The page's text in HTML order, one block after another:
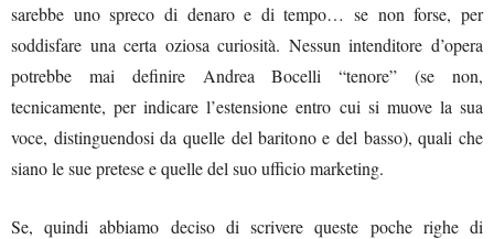
sarebbe uno spreco di denaro e di tempo… se non forse, per
soddisfare una certa oziosa curiosità. Nessun intenditore d’opera
potrebbe mai definire Andrea Bocelli “tenore” (se non,
tecnicamente, per indicare l’estensione entro cui si muove la sua
voce, distinguendosi da quelle del baritono e del basso), quali che
siano le sue pretese e quelle del suo ufficio marketing.
Se, quindi abbiamo deciso di scrivere queste poche righe di